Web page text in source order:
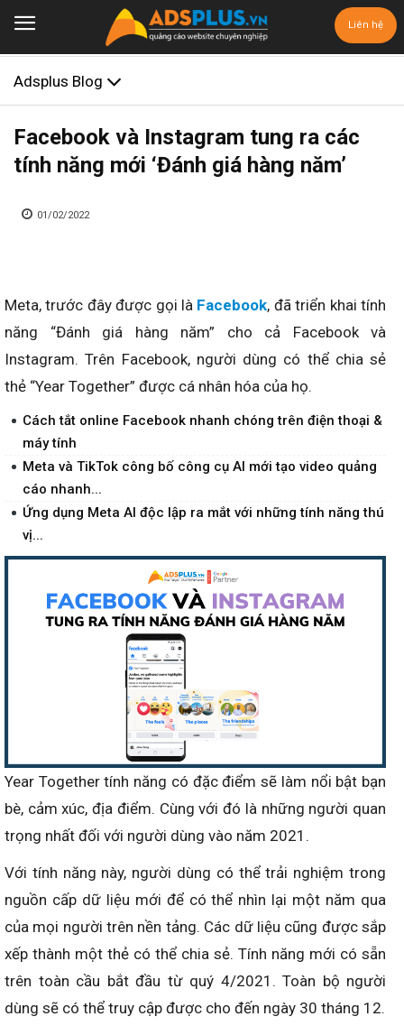
Liên hệ
Adsplus Blog
Facebook và Instagram tung ra các
tính năng mới ‘Đánh giá hàng năm’
01/02/2022
Meta, trước đây được gọi là Facebook, đã triển khai tính
năng “Đánh giá hàng năm” cho cả Facebook và
Instagram. Trên Facebook, người dùng có thể chia sẻ
thẻ “Year Together” được cá nhân hóa của họ.
Cách tắt online Facebook nhanh chóng trên điện thoại &
máy tính
Meta và TikTok công bố công cụ AI mới tạo video quảng
cáo nhanh...
Ứng dụng Meta AI độc lập ra mắt với những tính năng thú
vị...
Year Together tính năng có đặc điểm sẽ làm nổi bật bạn
bè, cảm xúc, địa điểm. Cùng với đó là những người quan
trọng nhất đối với người dùng vào năm 2021.
Với tính năng này, người dùng có thể trải nghiệm trong
nguồn cấp dữ liệu mới để có thể nhìn lại một năm qua
của mọi người trên nền tảng. Các dữ liệu cũng được sắp
xếp thành một thẻ có thể chia sẻ. Tính năng mới có sẵn
trên toàn cầu bắt đầu từ quý 4/2021. Toàn bộ người
dùng sẽ có thể truy cập được cho đến ngày 30 tháng 12.